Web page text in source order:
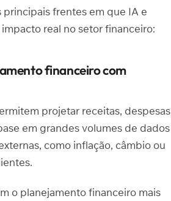
principais frentes em que IA e
real no setor financeiro:
financeiro com
projetar receitas, despesas
em grandes volumes de dados
como inflação, câmbio ou
o planejamento financeiro mais